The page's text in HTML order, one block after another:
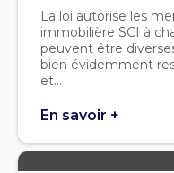
La loi autorise les
immobilière SCI à
peuvent être
bien évidemment
et...
En savoir +